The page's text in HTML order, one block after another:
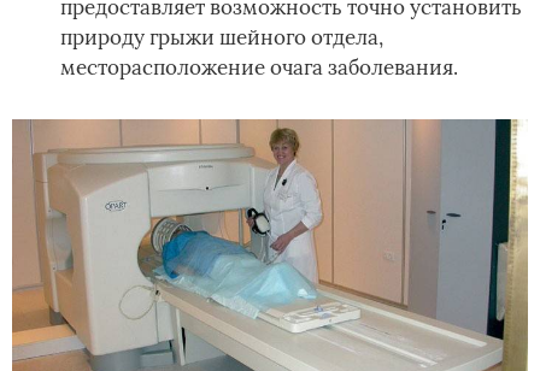
предоставляет возможность точно установить
природу грыжи шейного отдела,
месторасположение очага заболевания.